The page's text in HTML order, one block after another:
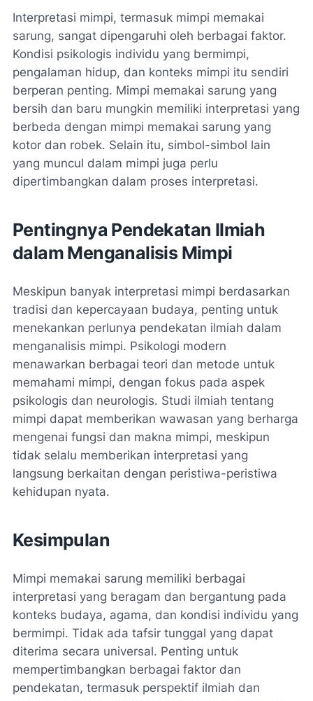
Interpretasi mimpi, termasuk mimpi memakai
sarung, sangat dipengaruhi oleh berbagai faktor.
Kondisi psikologis individu yang bermimpi,
pengalaman hidup, dan konteks mimpi itu sendiri
berperan penting. Mimpi memakai sarung yang
bersih dan baru mungkin memiliki interpretasi yang
berbeda dengan mimpi memakai sarung yang
kotor dan robek. Selain itu, simbol-simbol lain
yang muncul dalam mimpi juga perlu
dipertimbangkan dalam proses interpretasi.
Pentingnya Pendekatan Ilmiah
dalam Menganalisis Mimpi
Meskipun banyak interpretasi mimpi berdasarkan
tradisi dan kepercayaan budaya, penting untuk
menekankan perlunya pendekatan ilmiah dalam
menganalisis mimpi. Psikologi modern
menawarkan berbagai teori dan metode untuk
memahami mimpi, dengan fokus pada aspek
psikologis dan neurologis. Studi ilmiah tentang
mimpi dapat memberikan wawasan yang berharga
mengenai fungsi dan makna mimpi, meskipun
tidak selalu memberikan interpretasi yang
langsung berkaitan dengan peristiwa-peristiwa
kehidupan nyata.
Kesimpulan
Mimpi memakai sarung memiliki berbagai
interpretasi yang beragam dan bergantung pada
konteks budaya, agama, dan kondisi individu yang
bermimpi. Tidak ada tafsir tunggal yang dapat
diterima secara universal. Penting untuk
mempertimbangkan berbagai faktor dan
pendekatan, termasuk perspektif ilmiah dan